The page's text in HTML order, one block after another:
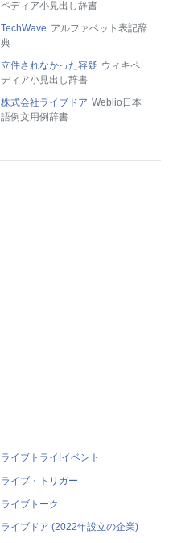
ペディア小見出し辞書
TechWave アルファベット表記辞
典
立件されなかった容疑 ウィキペ
ディア小見出し辞書
株式会社ライブドア Weblio日本
語例文用例辞書
ライブトライ!イベント
ライブ・トリガー
ライブトーク
ライブドア (2022年設立の企業)